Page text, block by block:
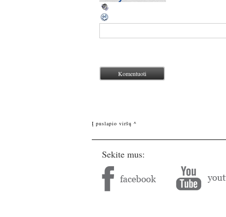
Į puslapio viršų ^
Sekite mus: